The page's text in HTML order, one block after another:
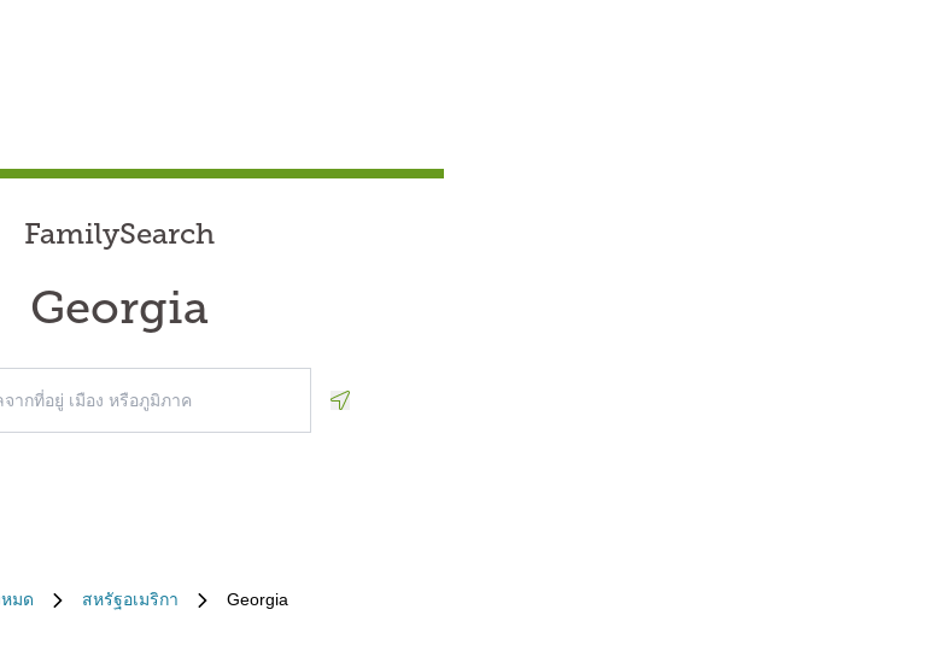
FamilySearch
Georgia
มด สหรัฐอเมริกา Georgia